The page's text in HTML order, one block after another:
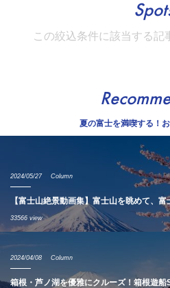
この絞込条件に該当する記
夏の富士を満喫する！
2024/05/27 Column
【富士山絶景動画集】富士山を眺めて、
33566 view
2024/04/08 Column
箱根・芦ノ湖を優雅にクルーズ！箱根遊